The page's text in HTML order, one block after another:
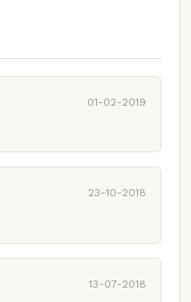
01-02-2019
23-10-2018
13-07-2018